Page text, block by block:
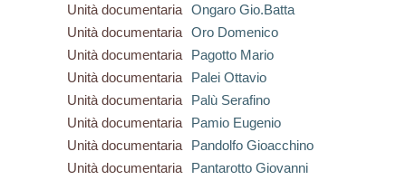
Unità documentaria
Ongaro Gio.Batta
Unità documentaria
Oro Domenico
Unità documentaria
Pagotto Mario
Unità documentaria
Palei Ottavio
Unità documentaria
Palù Serafino
Unità documentaria
Pamio Eugenio
Unità documentaria
Pandolfo Gioacchino
Unità documentaria
Pantarotto Giovanni